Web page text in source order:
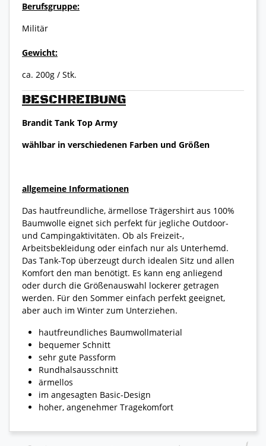
BESCHREIBUNG
Brandit Tank Top Army
wählbar in verschiedenen Farben und Größen
allgemeine Informationen
Das hautfreundliche, ärmellose Trägershirt aus 100%
Baumwolle eignet sich perfekt für jegliche Outdoor-
und Campingaktivitäten. Ob als Freizeit-,
Arbeitsbekleidung oder einfach nur als Unterhemd.
Das Tank-Top überzeugt durch idealen Sitz und allen
Komfort den man benötigt. Es kann eng anliegend
oder durch die Größenauswahl lockerer getragen
werden. Für den Sommer einfach perfekt geeignet,
aber auch im Winter zum Unterziehen.
hautfreundliches Baumwollmaterial
bequemer Schnitt
sehr gute Passform
Rundhalsausschnitt
ärmellos
im angesagten Basic-Design
hoher, angenehmer Tragekomfort
Berufsgruppe:
Militär
Gewicht:
ca. 200g / Stk.